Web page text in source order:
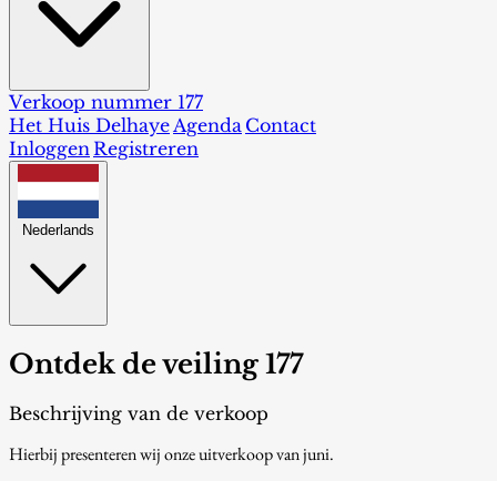
Verkoop nummer 177
Het Huis DelhayeAgenda Contact
InloggenRegistreren
Nederlands
Ontdek de veiling 177
Beschrijving van de verkoop
Hierbij presenteren wij onze uitverkoop van juni.